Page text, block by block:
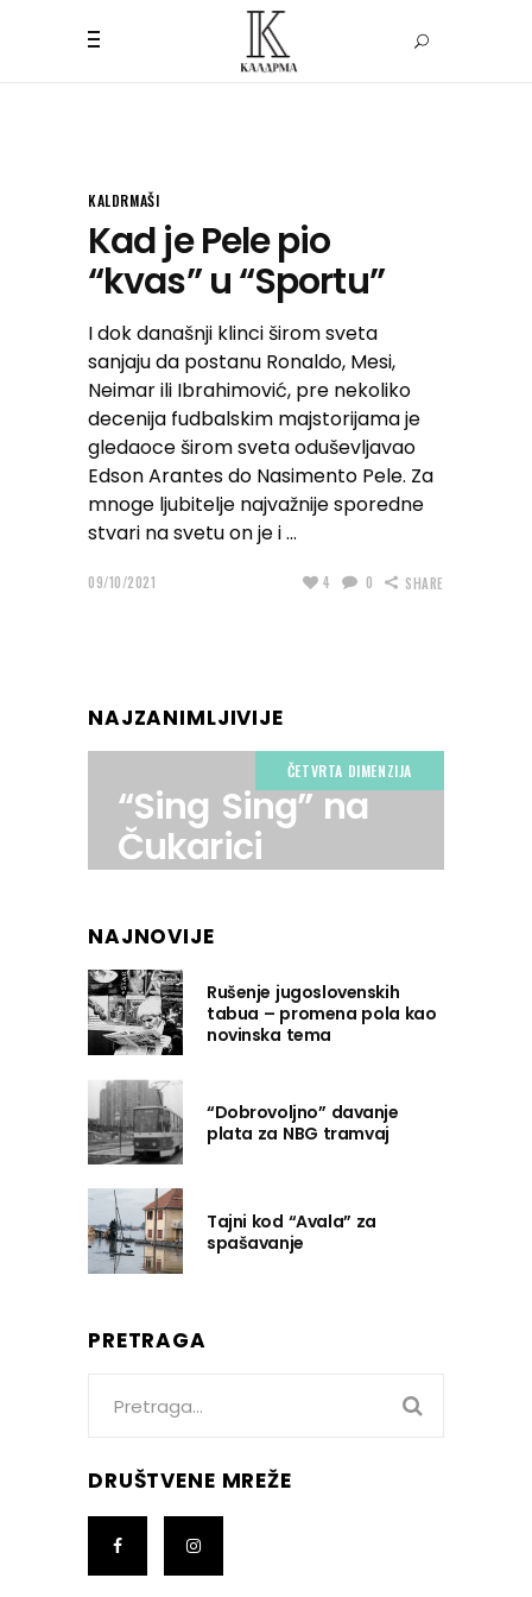
KALDRMAŠI
Kad je Pele pio
“kvas” u “Sportu”
I dok današnji klinci širom sveta
sanjaju da postanu Ronaldo, Mesi,
Neimar ili Ibrahimović, pre nekoliko
decenija fudbalskim majstorijama je
gledaoce širom sveta oduševljavao
Edson Arantes do Nasimento Pele. Za
mnoge ljubitelje najvažnije sporedne
stvari na svetu on je i
09/10/2021 4 0 SHARE
NAJZANIMLJIVIJE
ČETVRTA DIMENZIJA
“Sing Sing” na
Čukarici
NAJNOVIJE
Rušenje jugoslovenskih
tabua – promena pola kao
novinska tema
“Dobrovoljno” davanje
plata za NBG tramvaj
Tajni kod “Avala” za
spašavanje
PRETRAGA
DRUŠTVENE MREŽE